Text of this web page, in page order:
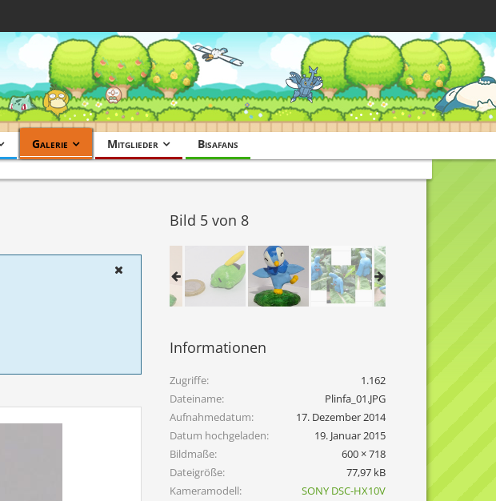
Galerie Mitglieder Bisafans
Bild 5 von 8
Informationen
Zugriffe
1.162
Dateiname
Plinfa_01.JPG
Aufnahmedatum
17. Dezember 2014
Datum hochgeladen
19. Januar 2015
Bildmaße
600 × 718
Dateigröße
77,97 kB
Kameramodell
SONY DSC-HX10V